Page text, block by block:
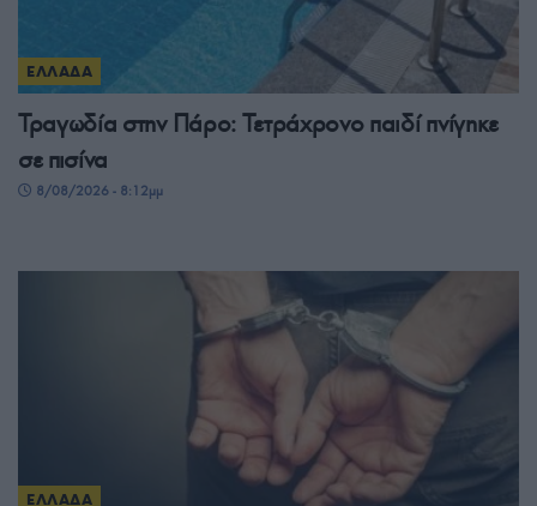
ΕΛΛΑΔΑ
Τραγωδία στην Πάρο: Τετράχρονο παιδί πνίγηκε
σε πισίνα
8/08/2026 - 8:12μμ
ΕΛΛΑΔΑ